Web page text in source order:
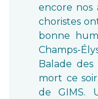
encore nos
choristes
bonne
Champs-
Balade
mort ce
de GIMS.